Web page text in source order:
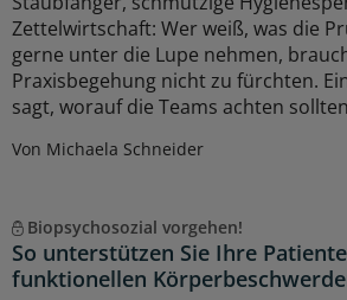
Zettelwirtschaft: Wer weiß, was die
gerne unter die Lupe nehmen,
Praxisbegehung nicht zu fürchten.
sagt, worauf die Teams achten
Von Michaela Schneider
Biopsychosozial vorgehen!
So unterstützen Sie Ihre
funktionellen